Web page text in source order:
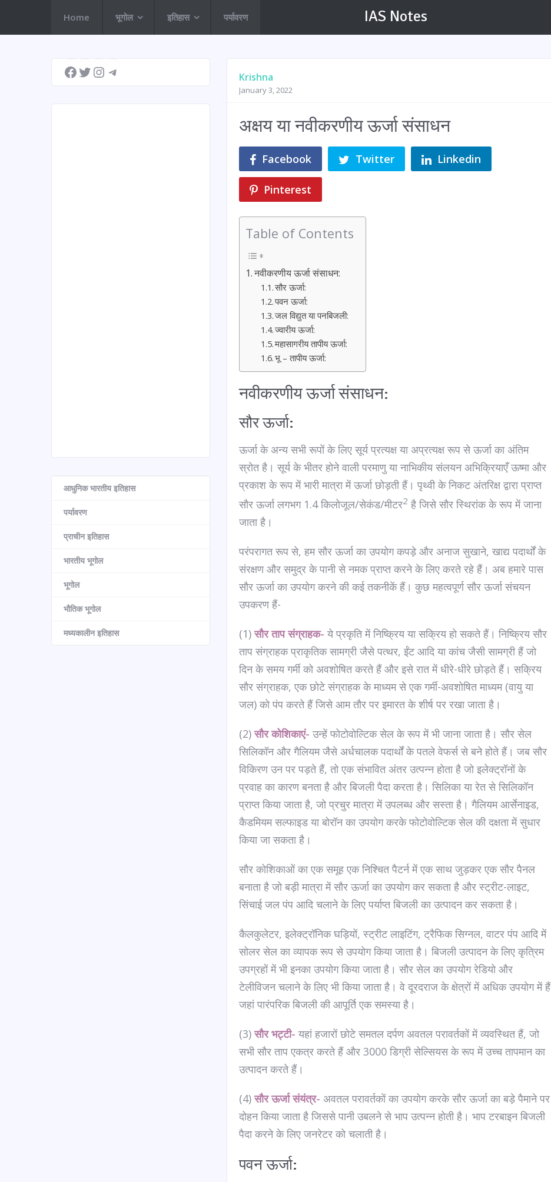
Home भूगोल इतिहास पर्यावरण IAS Notes
Krishna
January 3, 2022
अक्षय या नवीकरणीय ऊर्जा संसाधन
Facebook Twitter Linkedin
Pinterest
Table of Contents
नवीकरणीय ऊर्जा संसाधन:
सौर ऊर्जा:
पवन ऊर्जा:
जल विद्युत या पनबिजली:
ज्वारीय ऊर्जा:
महासागरीय तापीय ऊर्जा:
भू – तापीय ऊर्जा:
नवीकरणीय ऊर्जा संसाधन:
सौर ऊर्जा:
ऊर्जा के अन्य सभी रूपों के लिए सूर्य प्रत्यक्ष या अप्रत्यक्ष रूप से ऊर्जा का अंतिम
स्रोत है। सूर्य के भीतर होने वाली परमाणु या नाभिकीय संलयन अभिक्रियाएँ ऊष्मा और
प्रकाश के रूप में भारी मात्रा में ऊर्जा छोड़ती हैं। पृथ्वी के निकट अंतरिक्ष द्वारा प्राप्त
सौर ऊर्जा लगभग 1.4 किलोजूल/सेकंड/मीटर2 है जिसे सौर स्थिरांक के रूप में जाना
जाता है।
परंपरागत रूप से, हम सौर ऊर्जा का उपयोग कपड़े और अनाज सुखाने, खाद्य पदार्थों के
संरक्षण और समुद्र के पानी से नमक प्राप्त करने के लिए करते रहे हैं। अब हमारे पास
सौर ऊर्जा का उपयोग करने की कई तकनीकें हैं। कुछ महत्वपूर्ण सौर ऊर्जा संचयन
उपकरण हैं-
(1)सौर ताप संग्राहक- ये प्रकृति में निष्क्रिय या सक्रिय हो सकते हैं। निष्क्रिय सौर
ताप संग्राहक प्राकृतिक सामग्री जैसे पत्थर, ईंट आदि या कांच जैसी सामग्री हैं जो
दिन के समय गर्मी को अवशोषित करते हैं और इसे रात में धीरे-धीरे छोड़ते हैं। सक्रिय
सौर संग्राहक, एक छोटे संग्राहक के माध्यम से एक गर्मी-अवशोषित माध्यम (वायु या
जल) को पंप करते हैं जिसे आम तौर पर इमारत के शीर्ष पर रखा जाता है।
(2)सौर कोशिकाएं- उन्हें फोटोवोल्टिक सेल के रूप में भी जाना जाता है। सौर सेल
सिलिकॉन और गैलियम जैसे अर्धचालक पदार्थों के पतले वेफर्स से बने होते हैं। जब सौर
विकिरण उन पर पड़ते हैं, तो एक संभावित अंतर उत्पन्न होता है जो इलेक्ट्रॉनों के
प्रवाह का कारण बनता है और बिजली पैदा करता है। सिलिका या रेत से सिलिकॉन
प्राप्त किया जाता है, जो प्रचुर मात्रा में उपलब्ध और सस्ता है। गैलियम आर्सेनाइड,
कैडमियम सल्फाइड या बोरॉन का उपयोग करके फोटोवोल्टिक सेल की दक्षता में सुधार
किया जा सकता है।
सौर कोशिकाओं का एक समूह एक निश्चित पैटर्न में एक साथ जुड़कर एक सौर पैनल
बनाता है जो बड़ी मात्रा में सौर ऊर्जा का उपयोग कर सकता है और स्ट्रीट-लाइट,
सिंचाई जल पंप आदि चलाने के लिए पर्याप्त बिजली का उत्पादन कर सकता है।
कैलकुलेटर, इलेक्ट्रॉनिक घड़ियों, स्ट्रीट लाइटिंग, ट्रैफिक सिग्नल, वाटर पंप आदि में
सोलर सेल का व्यापक रूप से उपयोग किया जाता है। बिजली उत्पादन के लिए कृत्रिम
उपग्रहों में भी इनका उपयोग किया जाता है। सौर सेल का उपयोग रेडियो और
टेलीविजन चलाने के लिए भी किया जाता है। वे दूरदराज के क्षेत्रों में अधिक उपयोग में हैं
जहां पारंपरिक बिजली की आपूर्ति एक समस्या है।
(3)सौर भट्टी- यहां हजारों छोटे समतल दर्पण अवतल परावर्तकों में व्यवस्थित हैं, जो
सभी सौर ताप एकत्र करते हैं और 3000 डिग्री सेल्सियस के रूप में उच्च तापमान का
उत्पादन करते हैं।
(4) सौर ऊर्जा संयंत्र- अवतल परावर्तकों का उपयोग करके सौर ऊर्जा का बड़े पैमाने पर
दोहन किया जाता है जिससे पानी उबलने से भाप उत्पन्न होती है। भाप टरबाइन बिजली
पैदा करने के लिए जनरेटर को चलाती है।
पवन ऊर्जा:
Facebook
TwitterInstagram
आधुनिक भारतीय इतिहास
पर्यावरण
प्राचीन इतिहास
भारतीय भूगोल
भूगोल
भौतिक भूगोल
मध्यकालीन इतिहास